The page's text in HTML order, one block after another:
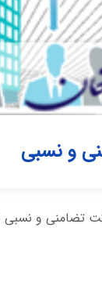
و نسبی
تضامنی و